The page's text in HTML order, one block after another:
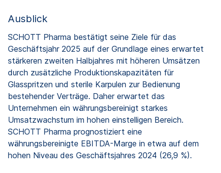
Ausblick
SCHOTT Pharma bestätigt seine Ziele für das
Geschäftsjahr 2025 auf der Grundlage eines erwartet
stärkeren zweiten Halbjahres mit höheren Umsätzen
durch zusätzliche Produktionskapazitäten für
Glasspritzen und sterile Karpulen zur Bedienung
bestehender Verträge. Daher erwartet das
Unternehmen ein währungsbereinigt starkes
Umsatzwachstum im hohen einstelligen Bereich.
SCHOTT Pharma prognostiziert eine
währungsbereinigte EBITDA-Marge in etwa auf dem
hohen Niveau des Geschäftsjahres 2024 (26,9 %).